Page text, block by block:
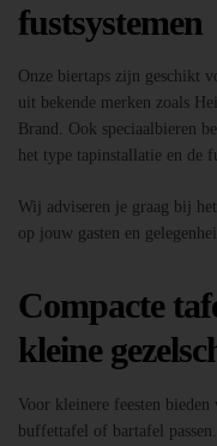
fustsystemen
Onze biertaps zijn geschikt
uit bekende merken zoals
Brand. Ook speciaalbieren
het type tapinstallatie en de
Wij adviseren je graag bij
op jouw gasten en
Compacte
kleine
Voor kleinere feesten
buffettafel of bartafel